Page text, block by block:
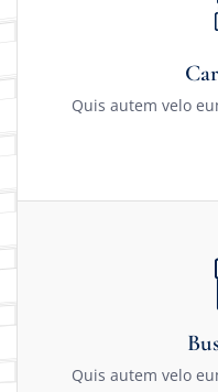
Quis autem velo
Quis autem velo